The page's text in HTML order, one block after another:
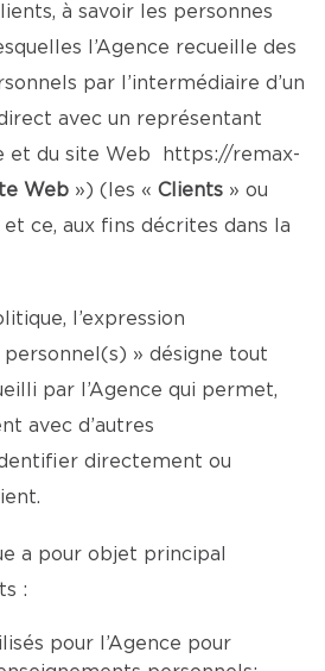
à savoir les personnes
l’Agence recueille des
par l’intermédiaire d’un
avec un représentant
et du site Web
https://remax-
Web ») (les « Clients » ou
et ce, aux fins décrites dans la
l’expression
» désigne tout
par l’Agence qui permet,
avec d’autres
directement ou
a pour objet principal
:
pour l’Agence pour